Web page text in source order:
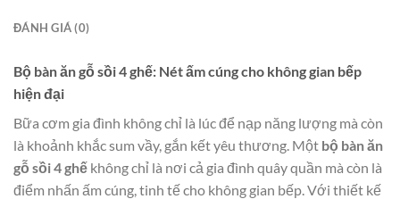
ĐÁNH GIÁ (0)
Bộ bàn ăn gỗ sồi 4 ghế: Nét ấm cúng cho không gian bếp
hiện đại
Bữa cơm gia đình không chỉ là lúc để nạp năng lượng mà còn
là khoảnh khắc sum vầy, gắn kết yêu thương. Một bộ bàn ăn
gỗ sồi 4 ghế không chỉ là nơi cả gia đình quây quần mà còn là
điểm nhấn ấm cúng, tinh tế cho không gian bếp. Với thiết kế